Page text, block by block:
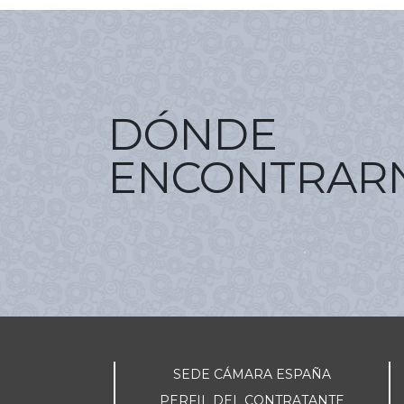
DÓNDE
SEDE CÁMARA ESPAÑA
PERFIL DEL CONTRATANTE